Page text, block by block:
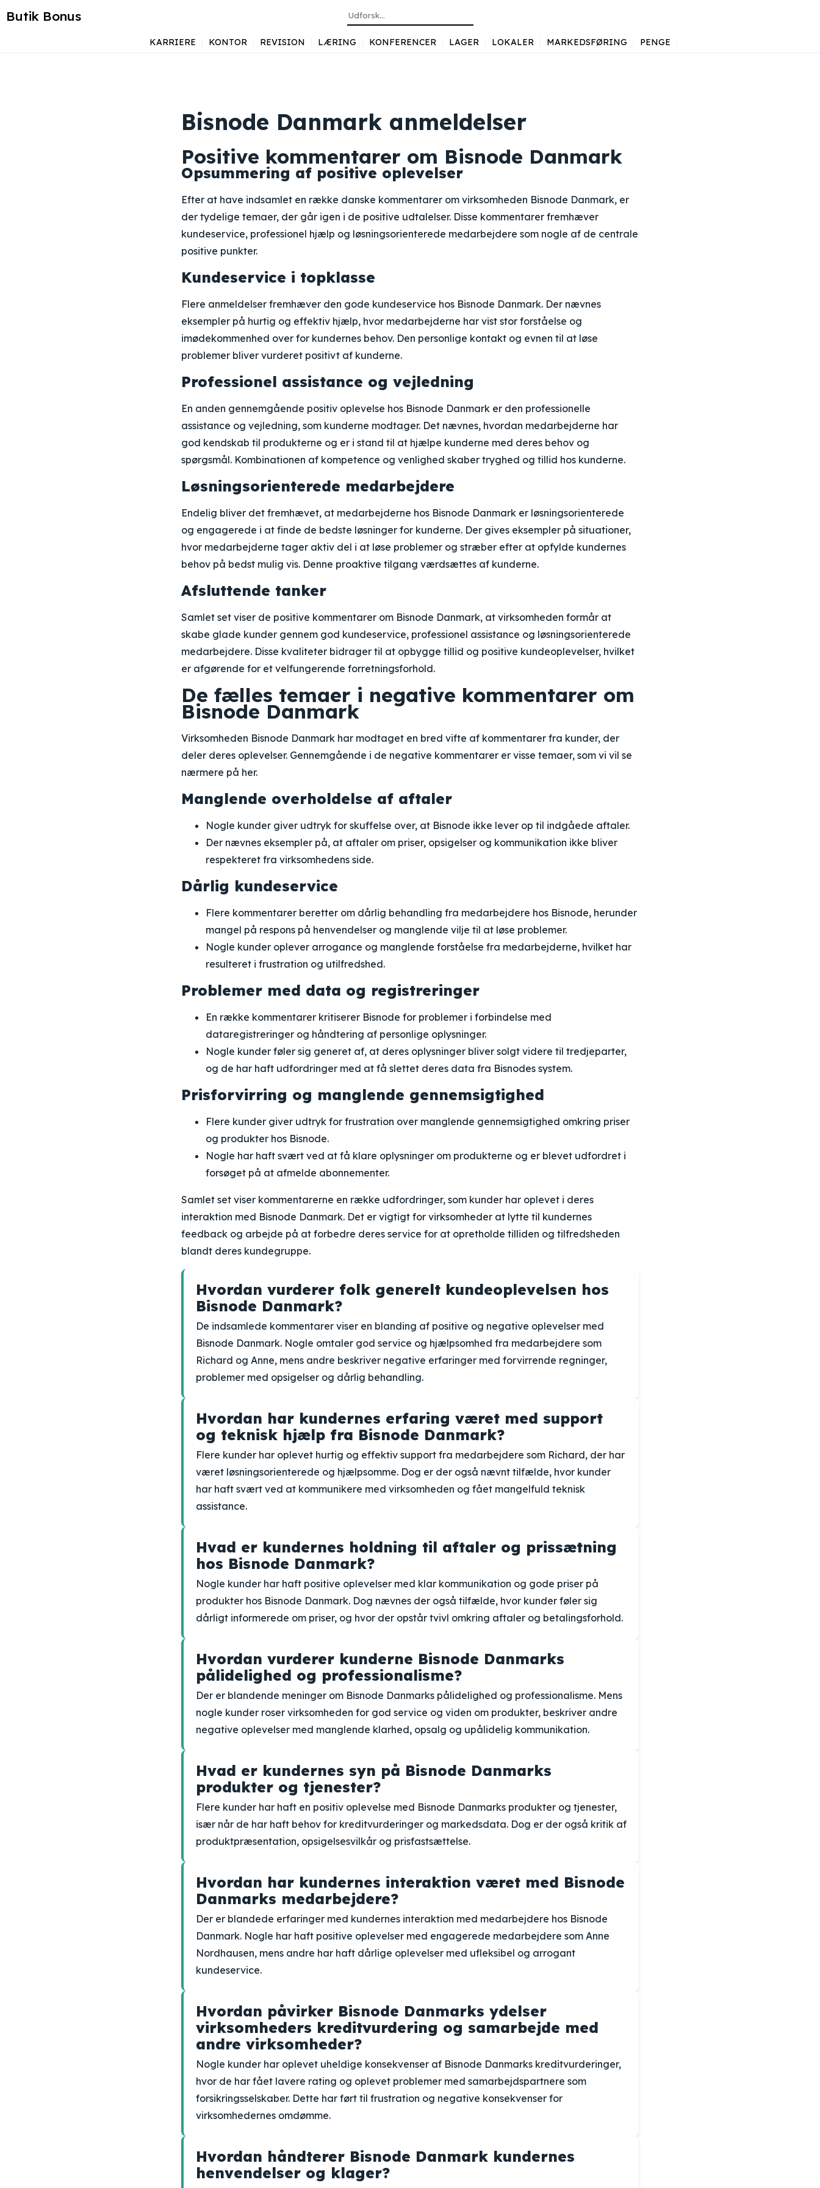
Butik Bonus
KARRIERE KONTOR REVISION LÆRING KONFERENCER LAGER LOKALER MARKEDSFØRING PENGE
Bisnode Danmark anmeldelser
Positive kommentarer om Bisnode Danmark
Opsummering af positive oplevelser
Efter at have indsamlet en række danske kommentarer om virksomheden Bisnode Danmark, er
der tydelige temaer, der går igen i de positive udtalelser. Disse kommentarer fremhæver
kundeservice, professionel hjælp og løsningsorienterede medarbejdere som nogle af de centrale
positive punkter.
Kundeservice i topklasse
Flere anmeldelser fremhæver den gode kundeservice hos Bisnode Danmark. Der nævnes
eksempler på hurtig og effektiv hjælp, hvor medarbejderne har vist stor forståelse og
imødekommenhed over for kundernes behov. Den personlige kontakt og evnen til at løse
problemer bliver vurderet positivt af kunderne.
Professionel assistance og vejledning
En anden gennemgående positiv oplevelse hos Bisnode Danmark er den professionelle
assistance og vejledning, som kunderne modtager. Det nævnes, hvordan medarbejderne har
god kendskab til produkterne og er i stand til at hjælpe kunderne med deres behov og
spørgsmål. Kombinationen af kompetence og venlighed skaber tryghed og tillid hos kunderne.
Løsningsorienterede medarbejdere
Endelig bliver det fremhævet, at medarbejderne hos Bisnode Danmark er løsningsorienterede
og engagerede i at finde de bedste løsninger for kunderne. Der gives eksempler på situationer,
hvor medarbejderne tager aktiv del i at løse problemer og stræber efter at opfylde kundernes
behov på bedst mulig vis. Denne proaktive tilgang værdsættes af kunderne.
Afsluttende tanker
Samlet set viser de positive kommentarer om Bisnode Danmark, at virksomheden formår at
skabe glade kunder gennem god kundeservice, professionel assistance og løsningsorienterede
medarbejdere. Disse kvaliteter bidrager til at opbygge tillid og positive kundeoplevelser, hvilket
er afgørende for et velfungerende forretningsforhold.
De fælles temaer i negative kommentarer om
Bisnode Danmark
Virksomheden Bisnode Danmark har modtaget en bred vifte af kommentarer fra kunder, der
deler deres oplevelser. Gennemgående i de negative kommentarer er visse temaer, som vi vil se
nærmere på her.
Manglende overholdelse af aftaler
Nogle kunder giver udtryk for skuffelse over, at Bisnode ikke lever op til indgåede aftaler.
Der nævnes eksempler på, at aftaler om priser, opsigelser og kommunikation ikke bliver
respekteret fra virksomhedens side.
Dårlig kundeservice
Flere kommentarer beretter om dårlig behandling fra medarbejdere hos Bisnode, herunder
mangel på respons på henvendelser og manglende vilje til at løse problemer.
Nogle kunder oplever arrogance og manglende forståelse fra medarbejderne, hvilket har
resulteret i frustration og utilfredshed.
Problemer med data og registreringer
En række kommentarer kritiserer Bisnode for problemer i forbindelse med
dataregistreringer og håndtering af personlige oplysninger.
Nogle kunder føler sig generet af, at deres oplysninger bliver solgt videre til tredjeparter,
og de har haft udfordringer med at få slettet deres data fra Bisnodes system.
Prisforvirring og manglende gennemsigtighed
Flere kunder giver udtryk for frustration over manglende gennemsigtighed omkring priser
og produkter hos Bisnode.
Nogle har haft svært ved at få klare oplysninger om produkterne og er blevet udfordret i
forsøget på at afmelde abonnementer.
Samlet set viser kommentarerne en række udfordringer, som kunder har oplevet i deres
interaktion med Bisnode Danmark. Det er vigtigt for virksomheder at lytte til kundernes
feedback og arbejde på at forbedre deres service for at opretholde tilliden og tilfredsheden
blandt deres kundegruppe.
Hvordan vurderer folk generelt kundeoplevelsen hos
Bisnode Danmark?
De indsamlede kommentarer viser en blanding af positive og negative oplevelser med
Bisnode Danmark. Nogle omtaler god service og hjælpsomhed fra medarbejdere som
Richard og Anne, mens andre beskriver negative erfaringer med forvirrende regninger,
problemer med opsigelser og dårlig behandling.
Hvordan har kundernes erfaring været med support
og teknisk hjælp fra Bisnode Danmark?
Flere kunder har oplevet hurtig og effektiv support fra medarbejdere som Richard, der har
været løsningsorienterede og hjælpsomme. Dog er der også nævnt tilfælde, hvor kunder
har haft svært ved at kommunikere med virksomheden og fået mangelfuld teknisk
assistance.
Hvad er kundernes holdning til aftaler og prissætning
hos Bisnode Danmark?
Nogle kunder har haft positive oplevelser med klar kommunikation og gode priser på
produkter hos Bisnode Danmark. Dog nævnes der også tilfælde, hvor kunder føler sig
dårligt informerede om priser, og hvor der opstår tvivl omkring aftaler og betalingsforhold.
Hvordan vurderer kunderne Bisnode Danmarks
pålidelighed og professionalisme?
Der er blandende meninger om Bisnode Danmarks pålidelighed og professionalisme. Mens
nogle kunder roser virksomheden for god service og viden om produkter, beskriver andre
negative oplevelser med manglende klarhed, opsalg og upålidelig kommunikation.
Hvad er kundernes syn på Bisnode Danmarks
produkter og tjenester?
Flere kunder har haft en positiv oplevelse med Bisnode Danmarks produkter og tjenester,
især når de har haft behov for kreditvurderinger og markedsdata. Dog er der også kritik af
produktpræsentation, opsigelsesvilkår og prisfastsættelse.
Hvordan har kundernes interaktion været med Bisnode
Danmarks medarbejdere?
Der er blandede erfaringer med kundernes interaktion med medarbejdere hos Bisnode
Danmark. Nogle har haft positive oplevelser med engagerede medarbejdere som Anne
Nordhausen, mens andre har haft dårlige oplevelser med ufleksibel og arrogant
kundeservice.
Hvordan påvirker Bisnode Danmarks ydelser
virksomheders kreditvurdering og samarbejde med
andre virksomheder?
Nogle kunder har oplevet uheldige konsekvenser af Bisnode Danmarks kreditvurderinger,
hvor de har fået lavere rating og oplevet problemer med samarbejdspartnere som
forsikringsselskaber. Dette har ført til frustration og negative konsekvenser for
virksomhedernes omdømme.
Hvordan håndterer Bisnode Danmark kundernes
henvendelser og klager?